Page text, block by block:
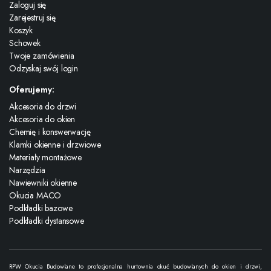
Zaloguj się
Zarejestruj się
Koszyk
Schowek
Twoje zamówienia
Odzyskaj swój login
Oferujemy:
Akcesoria do drzwi
Akcesoria do okien
Chemię i konswerwację
Klamki okienne i drzwiowe
Materiały montażowe
Narzędzia
Nawiewniki okienne
Okucia MACO
Podkładki bazowe
Podkładki dystansowe
RPW Okucia Budowlane to profesjonalna hurtownia okuć budowlanych do okien i drzwi,